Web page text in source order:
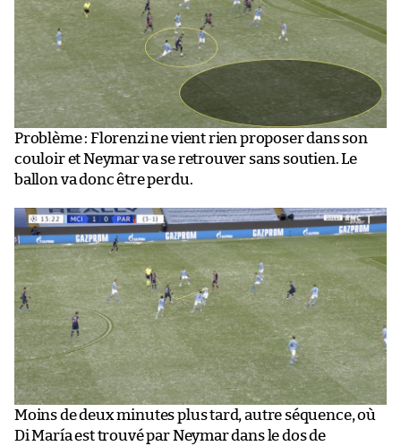
Problème : Florenzi ne vient rien proposer dans son
couloir et Neymar va se retrouver sans soutien. Le
ballon va donc être perdu.
Moins de deux minutes plus tard, autre séquence, où
Di María est trouvé par Neymar dans le dos de